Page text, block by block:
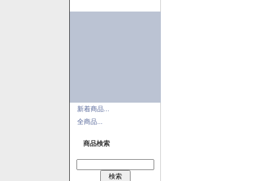
新着商品...
全商品...
商品検索